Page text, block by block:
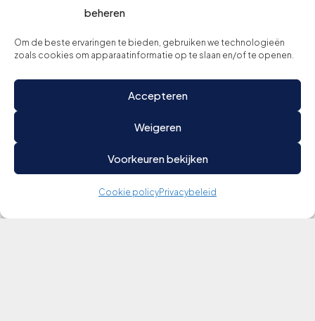
beheren
Om de beste ervaringen te bieden, gebruiken we technologieën
zoals cookies om apparaatinformatie op te slaan en/of te openen.
Accepteren
Weigeren
Voorkeuren bekijken
Cookie policyPrivacybeleid